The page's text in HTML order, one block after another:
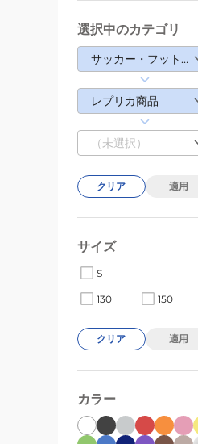
選択中のカテゴリ
サッカー・フットサル
レプリカ商品
（未選択）
クリア 適用
サイズ
S
130 150
クリア 適用
カラー